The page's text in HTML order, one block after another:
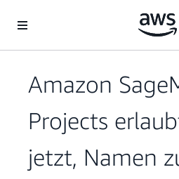
Überspringen zum Hauptinhalt
Amazon
Projects
jetzt, Namen